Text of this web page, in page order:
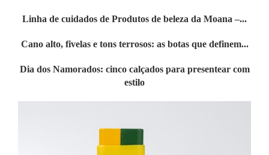
Linha de cuidados de Produtos de beleza da Moana –...
Cano alto, fivelas e tons terrosos: as botas que definem...
Dia dos Namorados: cinco calçados para presentear com
estilo